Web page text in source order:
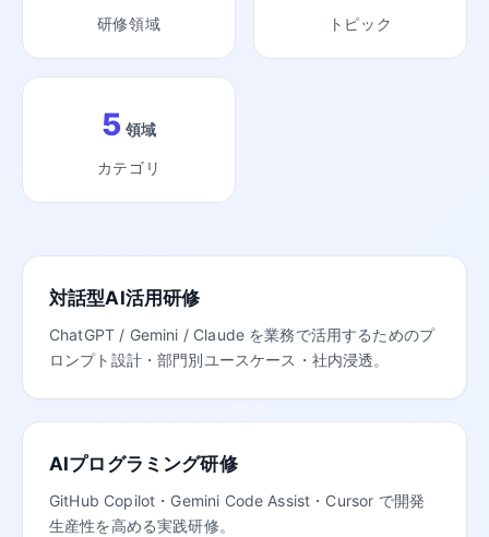
研修領域 トピック
5 領域
カテゴリ
対話型AI活用研修
ChatGPT / Gemini / Claude を業務で活用するためのプ
ロンプト設計・部門別ユースケース・社内浸透。
AIプログラミング研修
GitHub Copilot・Gemini Code Assist・Cursor で開発
生産性を高める実践研修。